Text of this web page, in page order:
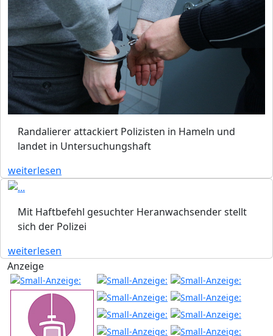
Randalierer attackiert Polizisten in Hameln und
landet in Untersuchungshaft
weiterlesen
Mit Haftbefehl gesuchter Heranwachsender stellt
sich der Polizei
weiterlesen
Anzeige